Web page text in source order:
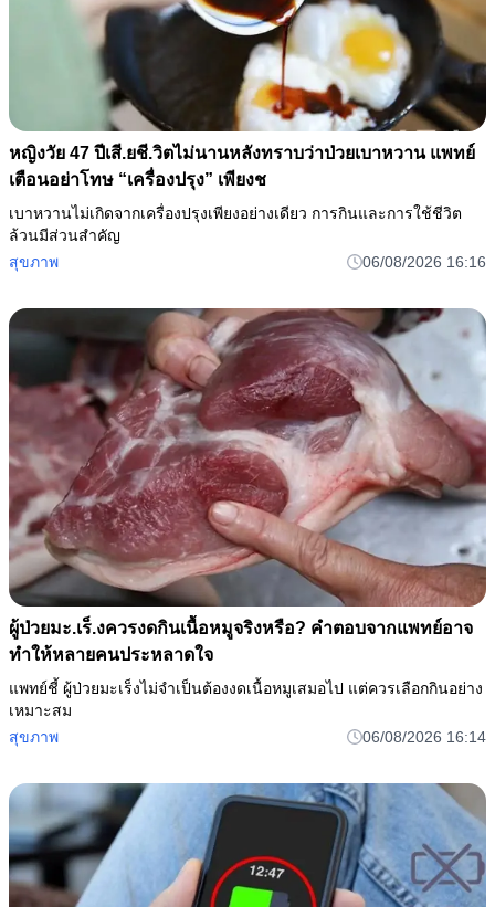
หญิงวัย 47 ปีเสี.ยชี.วิตไม่นานหลังทราบว่าป่วยเบาหวาน แพทย์
เตือนอย่าโทษ “เครื่องปรุง” เพียงช
เบาหวานไม่เกิดจากเครื่องปรุงเพียงอย่างเดียว การกินและการใช้ชีวิต
ล้วนมีส่วนสำคัญ
สุขภาพ
06/08/2026 16:16
ผู้ป่วยมะ.เร็.งควรงดกินเนื้อหมูจริงหรือ? คำตอบจากแพทย์อาจ
ทำให้หลายคนประหลาดใจ
แพทย์ชี้ ผู้ป่วยมะเร็งไม่จำเป็นต้องงดเนื้อหมูเสมอไป แต่ควรเลือกกินอย่าง
เหมาะสม
สุขภาพ
06/08/2026 16:14